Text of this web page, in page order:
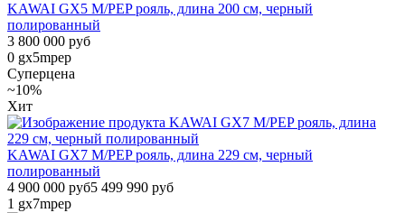
KAWAI GX5 M/PEP рояль, длина 200 см, черный
полированный
3 800 000 руб
0 gx5mpep
Суперцена
~10%
Хит
KAWAI GX7 M/PEP рояль, длина 229 см, черный
полированный
4 900 000 руб5 499 990 руб
1 gx7mpep